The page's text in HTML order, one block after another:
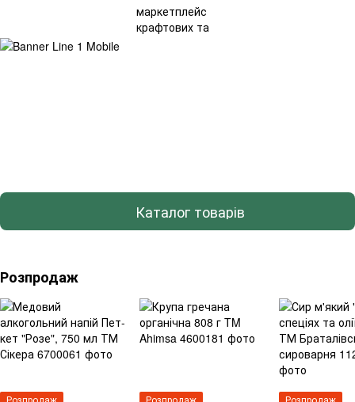
Каталог товарів
Розпродаж